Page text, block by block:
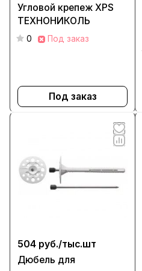
Угловой крепеж XPS
ТЕХНОНИКОЛЬ
0 Под заказ
Под заказ
504 руб./тыс.шт
Дюбель для